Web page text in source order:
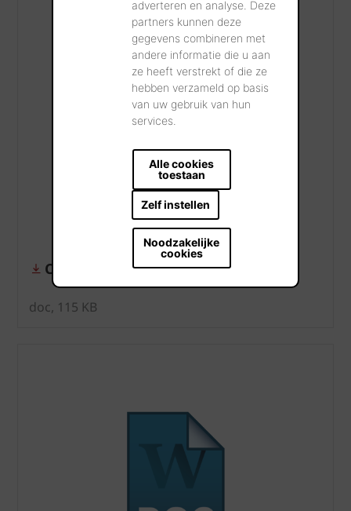
adverteren en analyse. Deze
partners kunnen deze
gegevens combineren met
andere informatie die u aan
ze heeft verstrekt of die ze
hebben verzameld op basis
van uw gebruik van hun
services.
Alle cookies
toestaan
Zelf instellen
Noodzakelijke
cookies
Cahier des charges : Tuile Melodie
doc, 115 KB